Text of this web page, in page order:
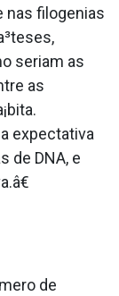
nas filogenias
seriam as
as
expectativa
de DNA, e
de